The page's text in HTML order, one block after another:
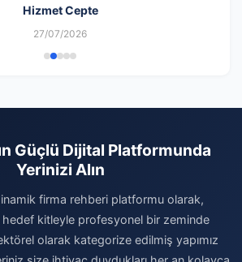
Hizmet Cepte
27/07/2026
Güçlü Dijital Platformunda
Yerinizi Alın
firma rehberi platformu olarak,
hedef kitleyle profesyonel bir zeminde
olarak kategorize edilmiş yapımız